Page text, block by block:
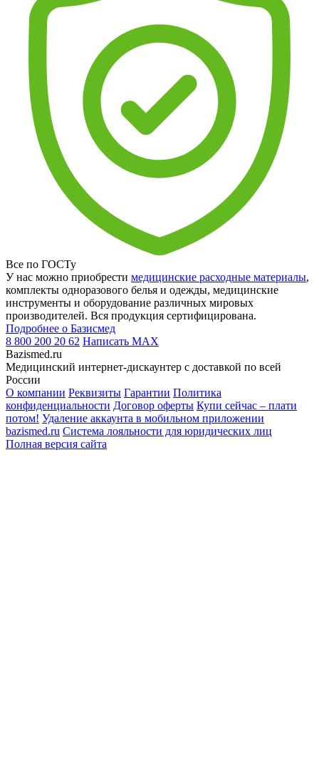
Все по ГОСТу
У нас можно приобрести медицинские расходные материалы,
комплекты одноразового белья и одежды, медицинские
инструменты и оборудование различных мировых
производителей. Вся продукция сертифицирована.
Подробнее о Базисмед
8 800 200 20 62 Написать MAX
Bazismed.ru
Медицинский интернет-дискаунтер с доставкой по всей
России
О компании Реквизиты Гарантии Политика
конфиденциальности Договор оферты Купи сейчас – плати
потом! Удаление аккаунта в мобильном приложении
bazismed.ru Система лояльности для юридических лиц
Полная версия сайта